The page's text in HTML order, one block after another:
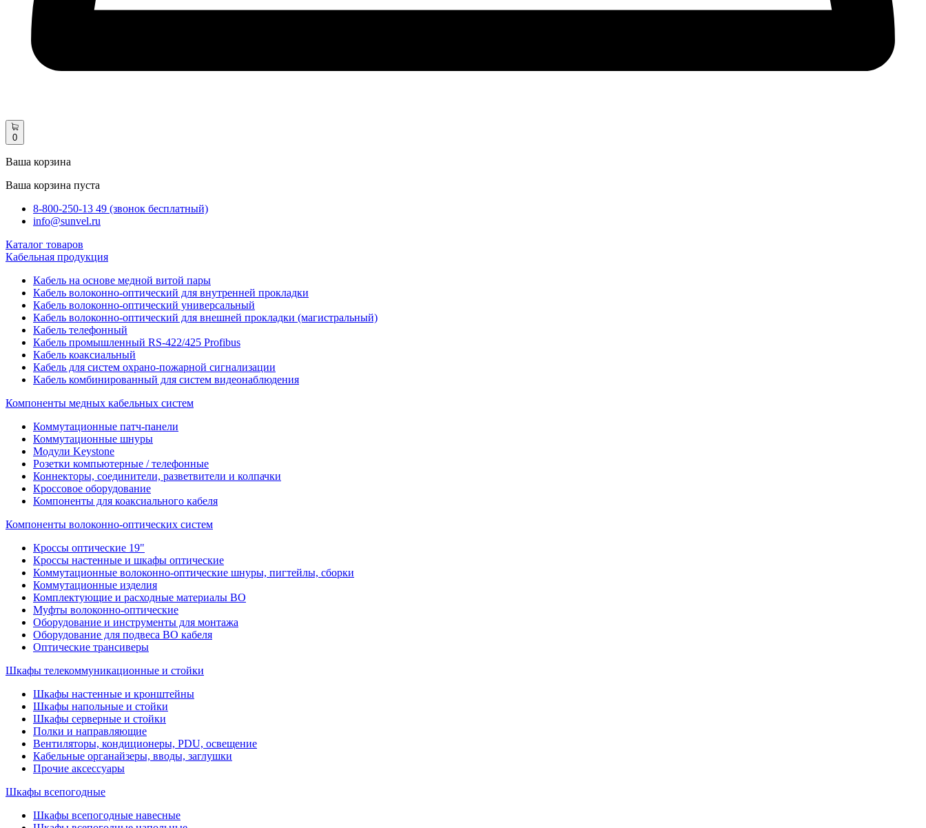
0
Ваша корзина
Ваша корзина пуста
8-800-250-13 49 (звонок бесплатный)
info@sunvel.ru
Каталог товаров
Кабельная продукция
Кабель на основе медной витой пары
Кабель волоконно-оптический для внутренней прокладки
Кабель волоконно-оптический универсальный
Кабель волоконно-оптический для внешней прокладки (магистральный)
Кабель телефонный
Кабель промышленный RS-422/425 Profibus
Кабель коаксиальный
Кабель для систем охрано-пожарной сигнализации
Кабель комбинированный для систем видеонаблюдения
Компоненты медных кабельных систем
Коммутационные патч-панели
Коммутационные шнуры
Модули Keystone
Розетки компьютерные / телефонные
Коннекторы, соединители, разветвители и колпачки
Кроссовое оборудование
Компоненты для коаксиального кабеля
Компоненты волоконно-оптических систем
Кроссы оптические 19"
Кроссы настенные и шкафы оптические
Коммутационные волоконно-оптические шнуры, пигтейлы, сборки
Коммутационные изделия
Комплектующие и расходные материалы ВО
Муфты волоконно-оптические
Оборудование и инструменты для монтажа
Оборудование для подвеса ВО кабеля
Оптические трансиверы
Шкафы телекоммуникационные и стойки
Шкафы настенные и кронштейны
Шкафы напольные и стойки
Шкафы серверные и стойки
Полки и направляющие
Вентиляторы, кондиционеры, PDU, освещение
Кабельные органайзеры, вводы, заглушки
Прочие аксеcсуары
Шкафы всепогодные
Шкафы всепогодные навесные